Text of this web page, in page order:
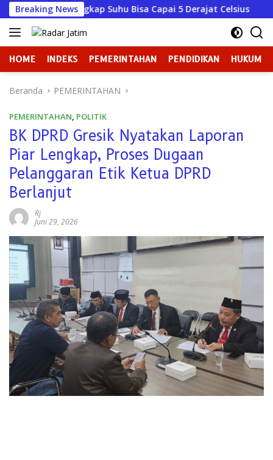
Langsung
ke
konten
Breaking News
Ungkap Suhu Bisa Capai 5 Derajat Celsius Ketika
HOME INDEKS PEMERINTAHAN PENDIDIKAN HUKUM
Beranda PEMERINTAHAN
PEMERINTAHAN, POLITIK
BK DPRD Gresik Nyatakan Laporan
Piar Lengkap, Proses Dugaan
Pelanggaran Etik Ketua DPRD
Berlanjut
Rj
Juni 29, 2026